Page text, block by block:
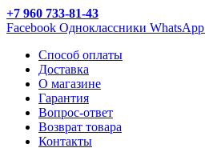
+7 960 733-81-43
Facebook Одноклассники WhatsApp
Способ оплаты
Доставка
О магазине
Гарантия
Вопрос-ответ
Возврат товара
Контакты